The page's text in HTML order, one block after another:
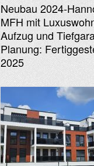
Neubau 2024-
MFH mit
Aufzug und
Planung:
2025